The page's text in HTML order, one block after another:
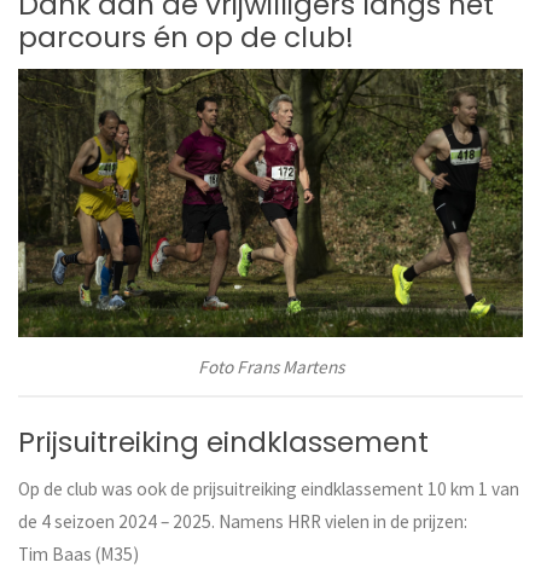
parcours én op de club!
Foto Frans Martens
Prijsuitreiking eindklassement
Op de club was ook de prijsuitreiking eindklassement 10 km 1 van
de 4 seizoen 2024 – 2025. Namens HRR vielen in de prijzen:
Tim Baas (M35)